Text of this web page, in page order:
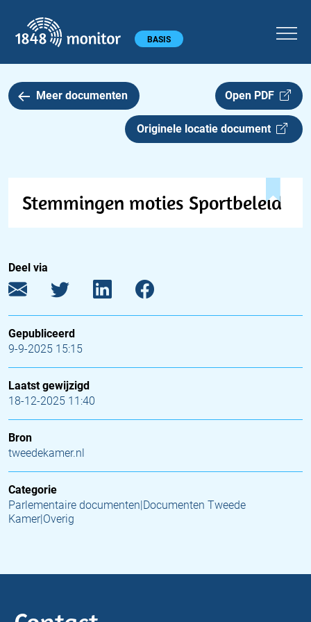
Hoofdmenu BASIS
Meer documenten Open PDF
Originele locatie document
Stemmingen moties Sportbeleid
Deel via
Gepubliceerd
9-9-2025 15:15
Laatst gewijzigd
18-12-2025 11:40
Bron
tweedekamer.nl
Categorie
Parlementaire documenten|Documenten Tweede
Kamer|Overig